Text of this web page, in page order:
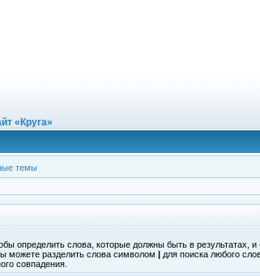
«Круга»
темы
определить слова, которые должны быть в результатах, и
можете разделить слова символом | для поиска любого
совпадения.